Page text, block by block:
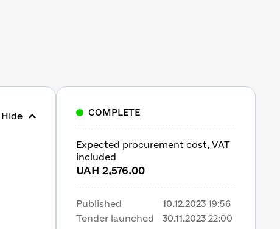
Hide COMPLETE
Expected procurement cost, VAT
included
UAH 2,576.00
Published 10.12.2023 19:56
Tender launched
30.11.2023 22:00